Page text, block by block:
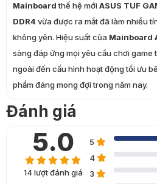
Mainboardthế hệ mớiASUS TUF
DDR4 vừa được ra mắt đã làm nhiều
không yên. Hiệu suất của Mainboard
sàng đáp ứng mọi yêu cầu chơi game
ngoài đến cấu hình hoạt động tối ưu
phẩm đáng mong đợi trong năm nay.
5.0
14 lượt đánh giá
5
14
4
0
3